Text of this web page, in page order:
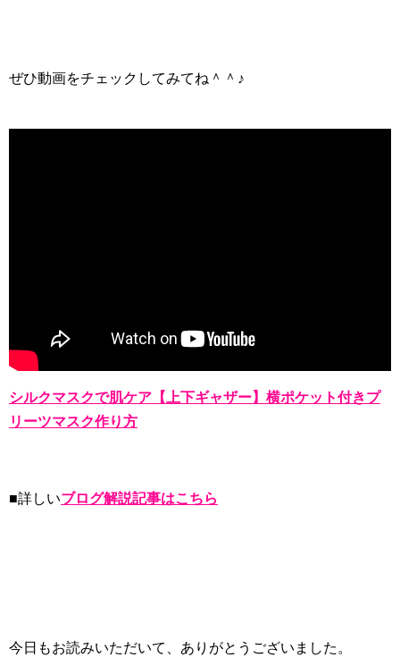
ぜひ動画をチェックしてみてね＾＾♪
シルクマスクで肌ケア【上下ギャザー】横ポケット付きプ
リーツマスク作り方
■詳しいブログ解説記事はこちら
今日もお読みいただいて、ありがとうございました。